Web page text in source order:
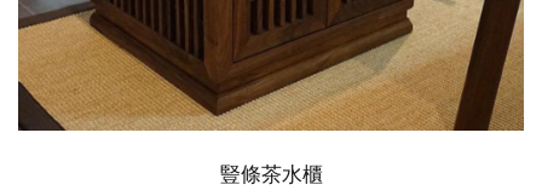
豎條茶水櫃